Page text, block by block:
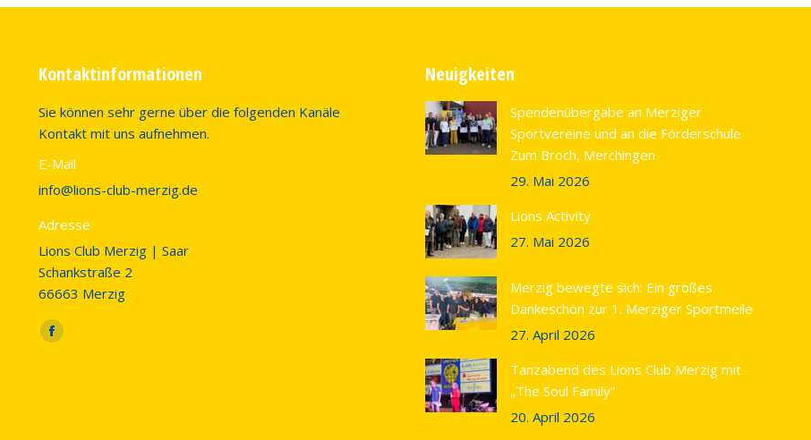
Kontaktinformationen
Sie können sehr gerne über die folgenden Kanäle
Kontakt mit uns aufnehmen.
E-Mail
info@lions-club-merzig.de
Adresse
Lions Club Merzig | Saar
Schankstraße 2
66663 Merzig
Finden Sie uns auf:
Facebook
Neuigkeiten
Spendenübergabe an Merziger
Sportvereine und an die Förderschule
Zum Broch, Merchingen
29. Mai 2026
Lions Activity
27. Mai 2026
Merzig bewegte sich: Ein großes
Dankeschön zur 1. Merziger Sportmeile
27. April 2026
Tanzabend des Lions Club Merzig mit
„The Soul Family“
20. April 2026